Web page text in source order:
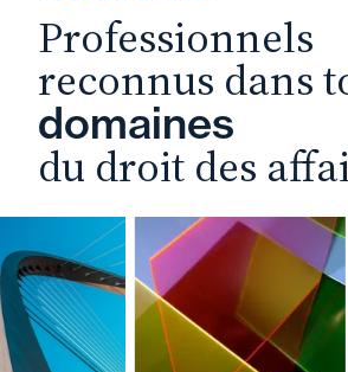
Professionnels
reconnus dans
domaines
du droit des